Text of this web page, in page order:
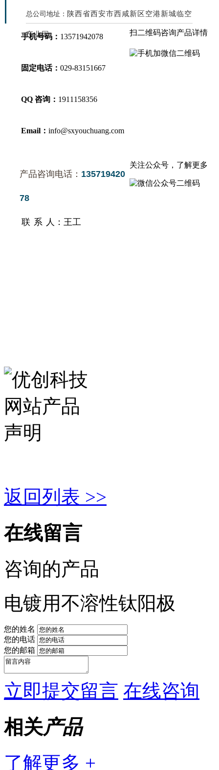
总公司地址： 陕西省西安市西咸新区空港新城临空
产业园
手机号码： 13571942078
固定电话： 029-83151667
QQ 咨询： 1911158356
Email： info@sxyouchuang.com
扫二维码咨询产品详情
产品咨询电话： 135719420
78
联 系 人：王工
关注公众号，了解更多
返回列表 >>
在线留言
咨询的产品
电镀用不溶性钛阳极
您的姓名
您的电话
您的邮箱
立即提交留言 在线咨询
相关产品
了解更多 +